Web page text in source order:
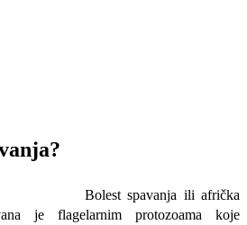
Bolest spavanja ili afrička
je flagelarnim protozoama koje